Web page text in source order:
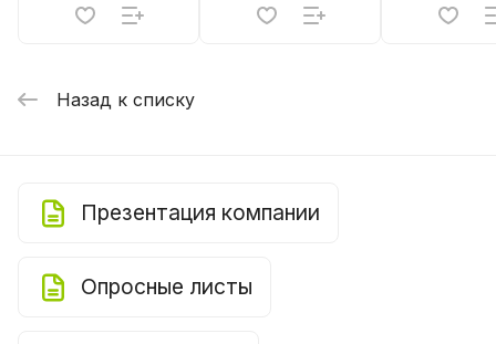
Назад к списку
Презентация компании
Опросные листы